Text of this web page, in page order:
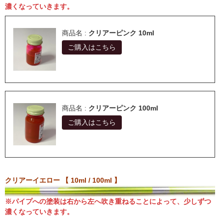
濃くなっていきます。
商品名 : クリアーピンク 10ml
ご購入はこちら
商品名 : クリアーピンク 100ml
ご購入はこちら
クリアーイエロー 【 10ml / 100ml 】
※パイプへの塗装は右から左へ吹き重ねることによって、少しずつ
濃くなっていきます。